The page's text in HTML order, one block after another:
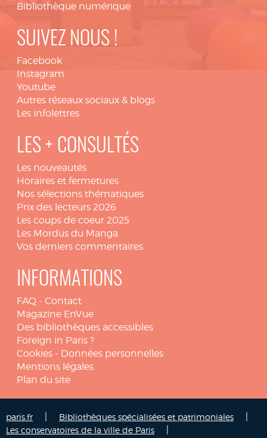
Bibliothèque numérique
SUIVEZ NOUS !
Facebook
Instagram
Youtube
Autres réseaux sociaux & blogs
Les infolettres
LES + CONSULTÉS
Les nouveautés
Horaires et fermetures
Nos sélections thématiques
Prix des lecteurs 2026
Les coups de coeur 2025
Les Mordus du Manga
Vos derniers commentaires
INFORMATIONS
FAQ - Contact
Magazine EnVue
Des bibliothèques accessibles
Foreign in Paris ?
Cookies - Données personnelles
Mentions légales
Plan du site
paris.fr Bibliothèques spécialisées et patrimoniales
Les conservatoires de la ville de Paris